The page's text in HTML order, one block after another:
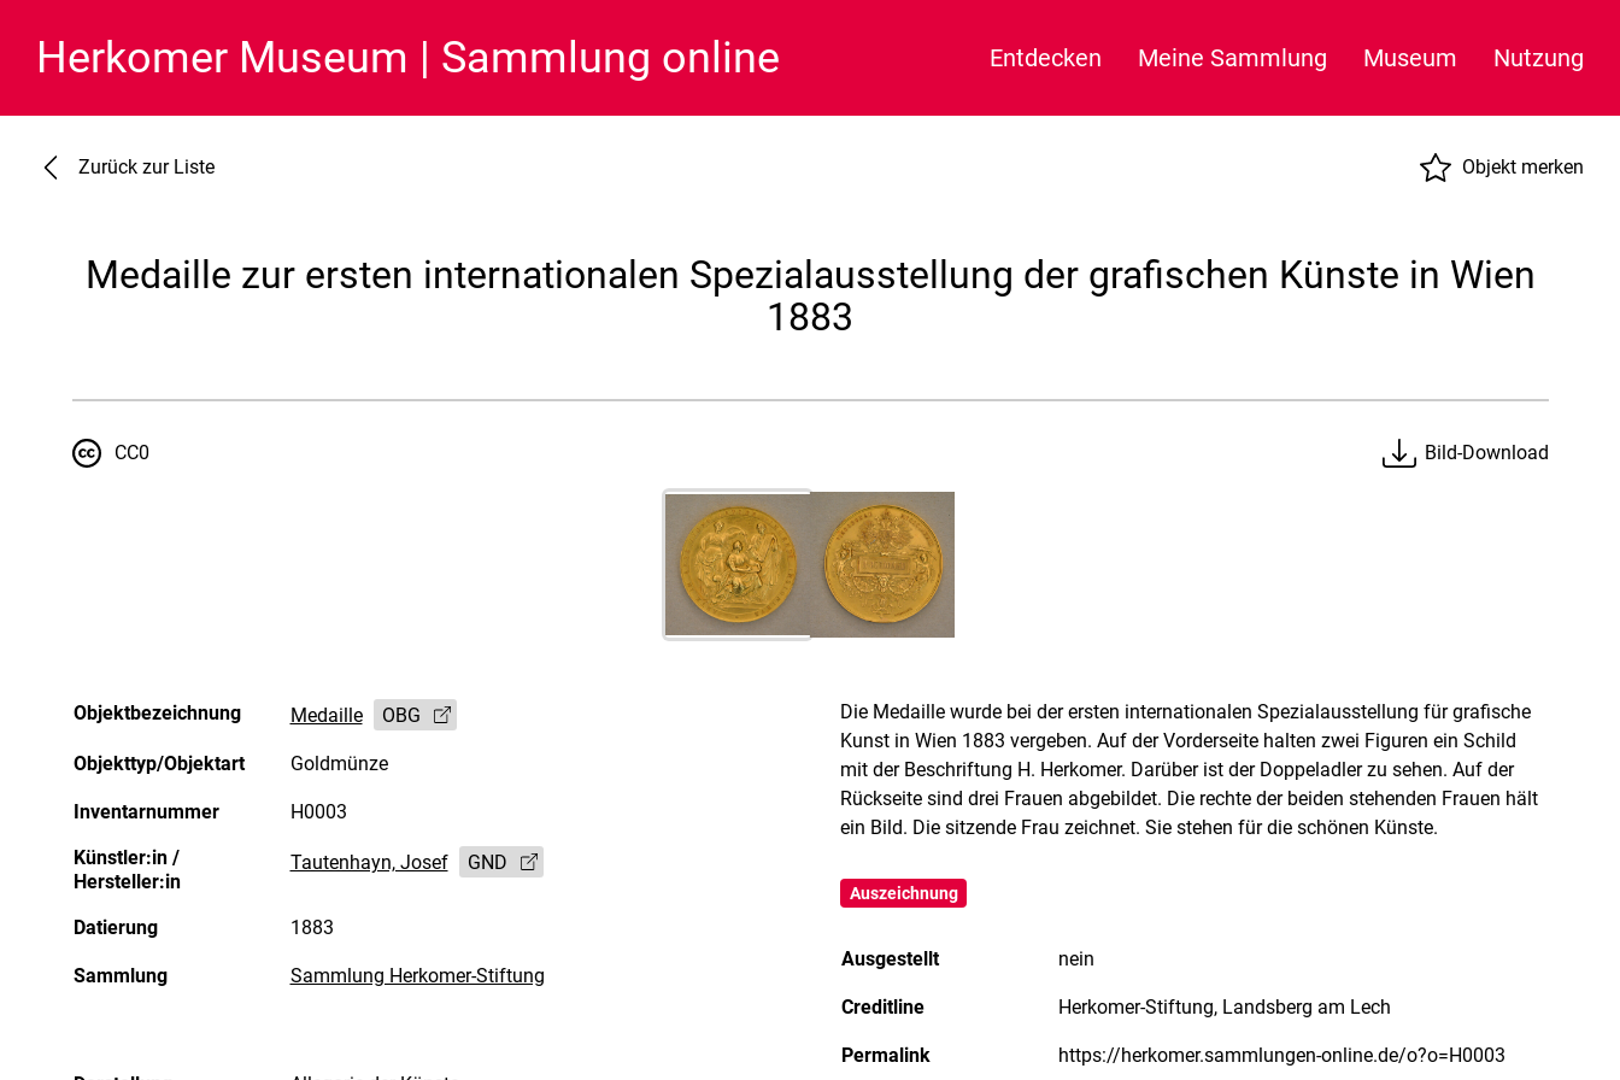
Herkomer Museum Sammlung online Entdecken Meine Sammlung Museum Nutzung
Zurück zur Liste Objekt merken
Medaille zur ersten internationalen Spezialausstellung der grafischen Künste in Wien
1883
CC0 Bild-Download
Objektbezeichnung Medaille OBG
Objekttyp/Objektart Goldmünze
Inventarnummer
H0003
Künstler:in /
Hersteller:in
Tautenhayn, Josef GND
Datierung 1883
Sammlung Sammlung Herkomer-Stiftung
Die Medaille wurde bei der ersten internationalen Spezialausstellung für grafische
Kunst in Wien 1883 vergeben. Auf der Vorderseite halten zwei Figuren ein Schild
mit der Beschriftung H. Herkomer. Darüber ist der Doppeladler zu sehen. Auf der
Rückseite sind drei Frauen abgebildet. Die rechte der beiden stehenden Frauen hält
ein Bild. Die sitzende Frau zeichnet. Sie stehen für die schönen Künste.
Auszeichnung
Ausgestellt nein
Creditline Herkomer-Stiftung, Landsberg am Lech
Permalink